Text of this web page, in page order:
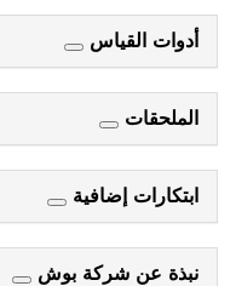
أدوات القياس
الملحقات
ابتكارات إضافية
نبذة عن شركة بوش